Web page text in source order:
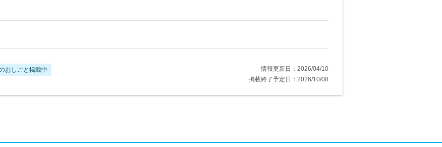
おしごと掲載中
情報更新日：2026/04/10
掲載終了予定日：2026/10/08